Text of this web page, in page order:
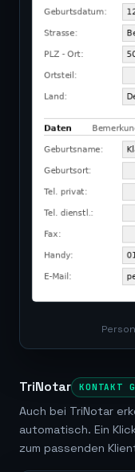
TriNotar KONTAKT
Auch bei TriNotar
automatisch. Ein
zum passenden